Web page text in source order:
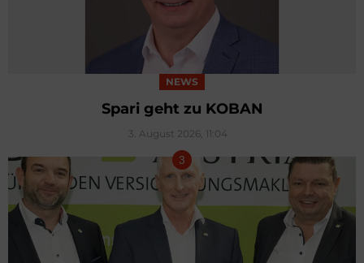
NEWS
Spari geht zu KOBAN
3. August 2026, 11:04